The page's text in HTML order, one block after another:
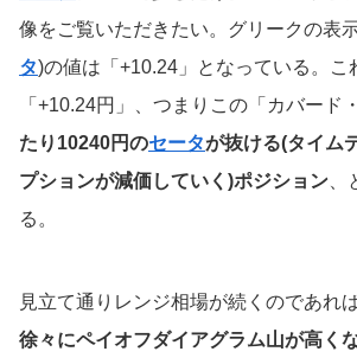
像をご覧いただきたい。グリークの表
タ)の値は「+10.24」となっている。こ
「+10.24円」、つまりこの「カバード
たり10240円のセータが抜ける(タイム
プションが減価していく)ポジション
る。
見立て通りレンジ相場が続くのであれ
徐々にペイオフダイアグラム山が高く